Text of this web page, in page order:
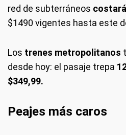
red de subterráneos
$1490 vigentes hasta este
Los trenes metropolitanos
desde hoy: el pasaje trepa
$349,99.
Peajes más caros